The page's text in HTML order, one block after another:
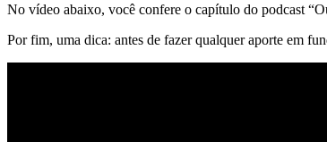
No vídeo abaixo, você confere o capítulo do podcast
Por fim, uma dica: antes de fazer qualquer aporte em